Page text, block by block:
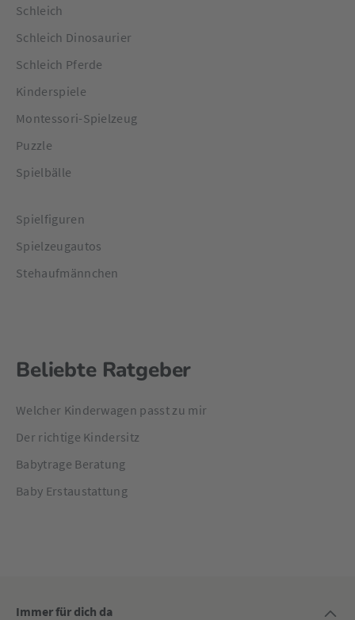
Schleich
Schleich Dinosaurier
Schleich Pferde
Kinderspiele
Montessori-Spielzeug
Puzzle
Spielbälle
Spielfiguren
Spielzeugautos
Stehaufmännchen
Beliebte Ratgeber
Welcher Kinderwagen passt zu mir
Der richtige Kindersitz
Babytrage Beratung
Baby Erstaustattung
Immer für dich da